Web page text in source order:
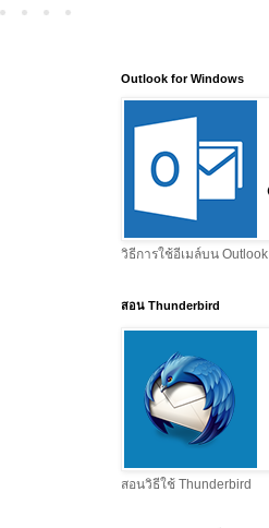
Outlook for Windows
วิธีการใช้อีเมล์บน Outlook
สอน Thunderbird
สอนวิธีใช้ Thunderbird